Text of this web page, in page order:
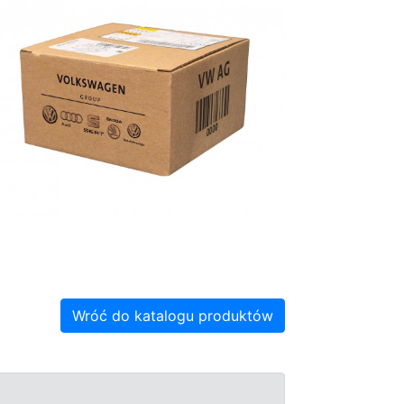
Wróć do katalogu produktów